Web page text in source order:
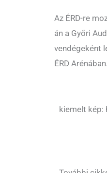
Az ÉRD-re
án a Győri
vendégeként
ÉRD Arénában.
kiemelt kép: